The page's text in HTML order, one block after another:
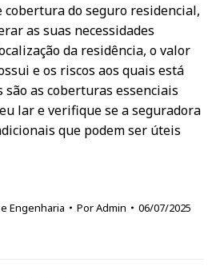
cobertura do seguro residencial,
as suas necessidades
da residência, o valor
e os riscos aos quais está
são as coberturas essenciais
lar e verifique se a seguradora
que podem ser úteis
Engenharia PorAdmin 06/07/2025